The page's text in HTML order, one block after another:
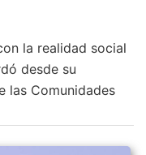
la realidad social
desde su
las Comunidades